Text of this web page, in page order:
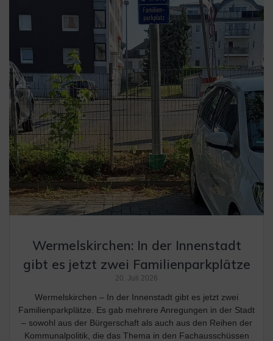
Wermelskirchen: In der Innenstadt
gibt es jetzt zwei Familienparkplätze
20. Juli 2026
Wermelskirchen – In der Innenstadt gibt es jetzt zwei
Familienparkplätze. Es gab mehrere Anregungen in der Stadt
– sowohl aus der Bürgerschaft als auch aus den Reihen der
Kommunalpolitik, die das Thema in den Fachausschüssen